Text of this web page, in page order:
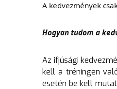
A kedvezmények
Hogyan tudom a
Az ifjúsági
kell a tréningen
esetén be kell